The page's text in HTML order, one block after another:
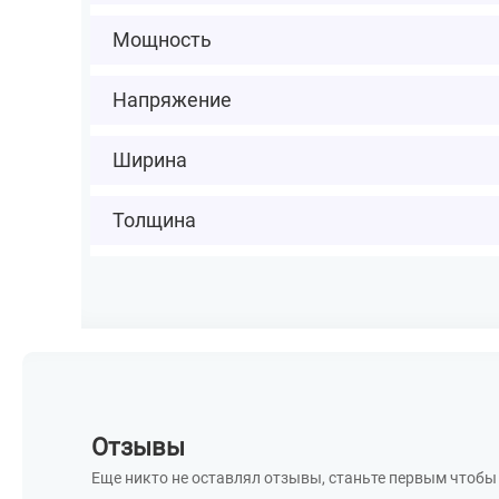
Мощность
Напряжение
Ширина
Толщина
Отзывы
Еще никто не оставлял отзывы, станьте первым